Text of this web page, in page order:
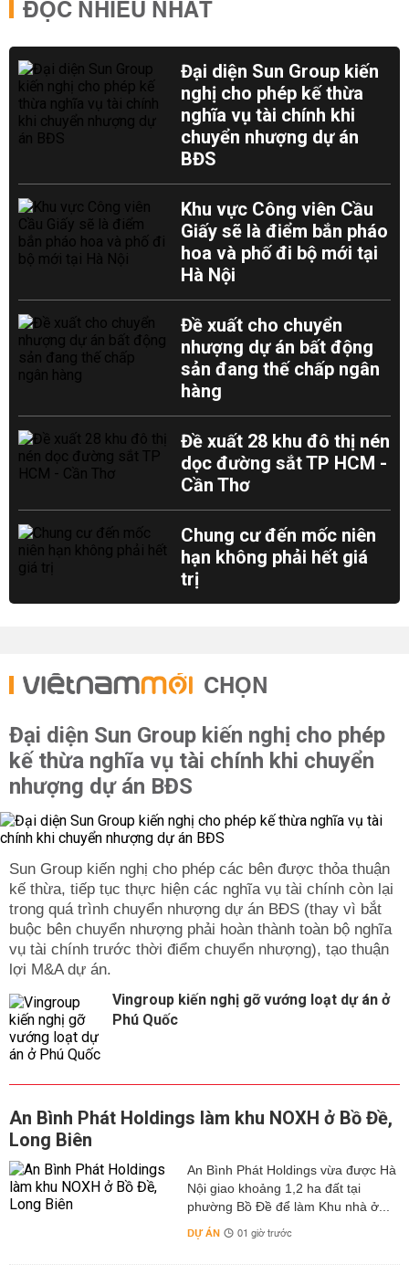
ĐỌC NHIỀU NHẤT
Đại diện Sun Group kiến
nghị cho phép kế thừa
nghĩa vụ tài chính khi
chuyển nhượng dự án
BĐS
Khu vực Công viên Cầu
Giấy sẽ là điểm bắn pháo
hoa và phố đi bộ mới tại
Hà Nội
Đề xuất cho chuyển
nhượng dự án bất động
sản đang thế chấp ngân
hàng
Đề xuất 28 khu đô thị nén
dọc đường sắt TP HCM -
Cần Thơ
Chung cư đến mốc niên
hạn không phải hết giá
trị
CHỌN
Đại diện Sun Group kiến nghị cho phép
kế thừa nghĩa vụ tài chính khi chuyển
nhượng dự án BĐS
Sun Group kiến nghị cho phép các bên được thỏa thuận
kế thừa, tiếp tục thực hiện các nghĩa vụ tài chính còn lại
trong quá trình chuyển nhượng dự án BĐS (thay vì bắt
buộc bên chuyển nhượng phải hoàn thành toàn bộ nghĩa
vụ tài chính trước thời điểm chuyển nhượng), tạo thuận
lợi M&A dự án.
Vingroup kiến nghị gỡ vướng loạt dự án ở
Phú Quốc
An Bình Phát Holdings làm khu NOXH ở Bồ Đề,
Long Biên
An Bình Phát Holdings vừa được Hà
Nội giao khoảng 1,2 ha đất tại
phường Bồ Đề để làm Khu nhà ở...
DỰ ÁN 01 giờ trước